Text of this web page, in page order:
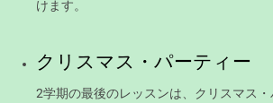
けます。
クリスマス・パーティー
2学期の最後のレッスンは、クリスマス